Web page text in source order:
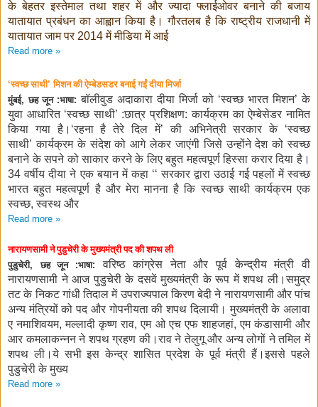
के बेहतर इस्तेमाल तथा शहर में और ज्यादा फ्लाईओवर बनाने की बजाय
यातायात प्रबंधन का आह्वान किया है। गौरतलब है कि राष्ट्रीय राजधानी में
यातायात जाम पर 2014में मीडिया में आई
Read more »
‘स्वच्छ साथी’मिशन की ऐम्बेडसडर बनाई गईं दीया मिर्जा
मुंबई,छह जून :भाषा: बॉलीवुड अदाकारा दीया मिर्जा को ‘स्वच्छ भारत मिशन’के
युवा आधारित ‘स्वच्छ साथी’ :छात्र प्रशिक्षण: कार्यक्रम का ऐम्बेसेडर नामित
किया गया है। ‘रहना है तेरे दिल में’की अभिनेत्री सरकार के ‘स्वच्छ
साथी’कार्यक्रम के संदेश को आगे लेकर जाएंगी जिसे उन्होंने देश को स्वच्छ
बनाने के सपने को साकार करने के लिए बहुत महत्वपूर्ण हिस्सा करार दिया है।
34वर्षीय दीया ने एक बयान में कहा ‘‘सरकार द्वारा उठाई गई पहलों में स्वच्छ
भारत बहुत महत्वपूर्ण है और मेरा मानना है कि स्वच्छ साथी कार्यक्रम एक
स्वच्छ,स्वस्थ और
Read more »
नारायणसामी ने पुडुचेरी के मुख्यमंत्री पद की शपथ ली
पुडुचेरी,छह जून :भाषा:
वरिष्ठ कांग्रेस नेता और पूर्व केन्द्रीय मंत्री वी
नारायणसामी ने आज पुडुचेरी के दसवें मुख्यमंत्री के रूप में शपथ ली।समुद्र
तट के निकट गांधी तिदाल में उपराज्यपाल किरण बेदी ने नारायणसामी और पांच
अन्य मंत्रियों को पद और गोपनीयता की शपथ दिलायी। मुख्यमंत्री के अलावा
ए नमाशिवयम,मल्लादी कृष्ण राव,एम ओ एच एफ शाहजहां,एम कंडासामी और
आर कमलाकन्नन ने शपथ ग्रहण की।राव ने तेलुगू और अन्य लोगों ने तमिल में
शपथ ली।ये सभी इस केन्द्र शासित प्रदेश के पूर्व मंत्री हैं।इससे पहले
पुडुचेरी के मुख्य
Read more »